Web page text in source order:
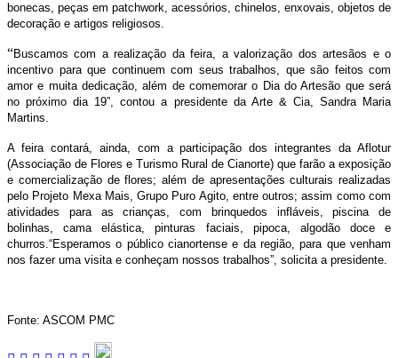
bonecas, peças em patchwork, acessórios, chinelos, enxovais, objetos de
decoração e artigos religiosos.
“Buscamos com a realização da feira, a valorização dos artesãos e o
incentivo para que continuem com seus trabalhos, que são feitos com
amor e muita dedicação, além de comemorar o Dia do Artesão que será
no próximo dia 19”, contou a presidente da Arte & Cia, Sandra Maria
Martins.
A feira contará, ainda, com a participação dos integrantes da Aflotur
(Associação de Flores e Turismo Rural de Cianorte) que farão a exposição
e comercialização de flores; além de apresentações culturais realizadas
pelo Projeto Mexa Mais, Grupo Puro Agito, entre outros; assim como com
atividades para as crianças, com brinquedos infláveis, piscina de
bolinhas, cama elástica, pinturas faciais, pipoca, algodão doce e
churros.“Esperamos o público cianortense e da região, para que venham
nos fazer uma visita e conheçam nossos trabalhos”, solicita a presidente.
Fonte: ASCOM PMC